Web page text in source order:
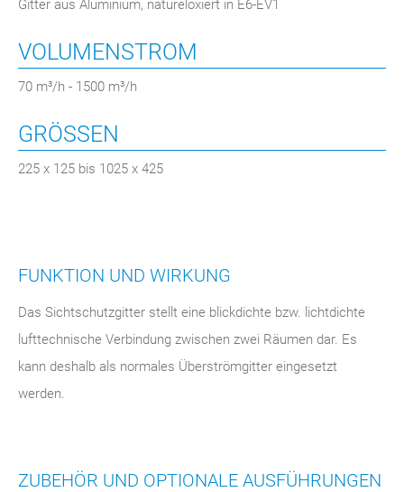
Gitter aus Aluminium, natureloxiert in E6-EV1
VOLUMENSTROM
70 m³/h - 1500 m³/h
GRÖSSEN
225 x 125 bis 1025 x 425
FUNKTION UND WIRKUNG
Das Sichtschutzgitter stellt eine blickdichte bzw. lichtdichte
lufttechnische Verbindung zwischen zwei Räumen dar. Es
kann deshalb als normales Überströmgitter eingesetzt
werden.
ZUBEHÖR UND OPTIONALE AUSFÜHRUNGEN